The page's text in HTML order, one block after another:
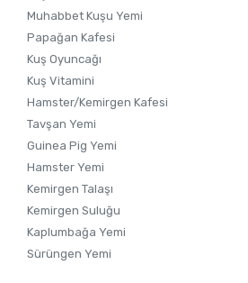
Muhabbet Kuşu Yemi
Papağan Kafesi
Kuş Oyuncağı
Kuş Vitamini
Hamster/Kemirgen Kafesi
Tavşan Yemi
Guinea Pig Yemi
Hamster Yemi
Kemirgen Talaşı
Kemirgen Suluğu
Kaplumbağa Yemi
Sürüngen Yemi